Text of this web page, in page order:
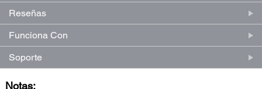
Reseñas
Funciona Con
Soporte
Notas: